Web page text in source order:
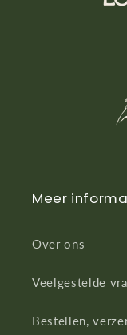
Meer
Over ons
Veelgestelde
Bestellen,